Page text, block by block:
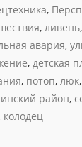
,
, ливень,
авария,
, детская
, потоп, люк,
район,
колодец